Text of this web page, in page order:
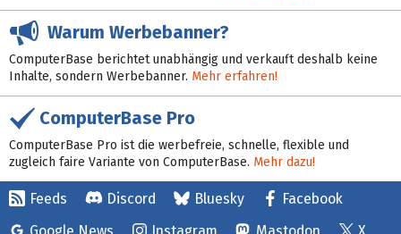
Warum Werbebanner?
ComputerBase berichtet unabhängig und verkauft deshalb keine
Inhalte, sondern Werbebanner. Mehr erfahren!
ComputerBase Pro
ComputerBase Pro ist die werbefreie, schnelle, flexible und
zugleich faire Variante von ComputerBase. Mehr dazu!
Feeds Discord Bluesky
Facebook